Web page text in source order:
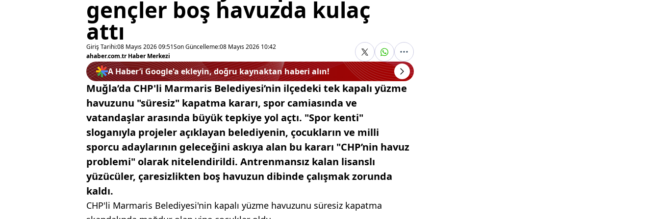
gençler boş havuzda kulaç
attı
Giriş Tarihi:08 Mayıs 2026 09:51Son Güncelleme:08 Mayıs 2026 10:42
ahaber.com.tr Haber Merkezi
A Haber’i Google'a ekleyin, doğru kaynaktan haberi alın!
Muğla’da CHP'li Marmaris Belediyesi’nin ilçedeki tek kapalı yüzme
havuzunu "süresiz" kapatma kararı, spor camiasında ve
vatandaşlar arasında büyük tepkiye yol açtı. "Spor kenti"
sloganıyla projeler açıklayan belediyenin, çocukların ve milli
sporcu adaylarının geleceğini askıya alan bu kararı "CHP’nin havuz
problemi" olarak nitelendirildi. Antrenmansız kalan lisanslı
yüzücüler, çaresizlikten boş havuzun dibinde çalışmak zorunda
kaldı.
CHP'li Marmaris Belediyesi'nin kapalı yüzme havuzunu süresiz kapatma